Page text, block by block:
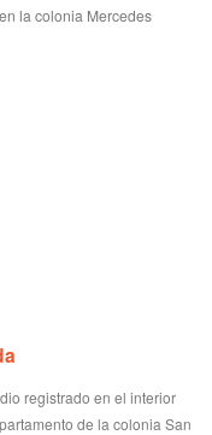
la colonia Mercedes
registrado en el interior
de la colonia San